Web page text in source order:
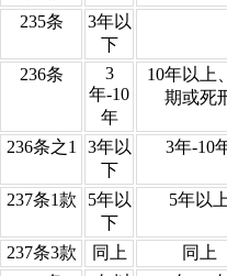
235条
3年以
下
236条
3
年-10
年
10年以上
期或死
236条之1
3年以
下
3年-10
237条1款
5年以
下
5年以
237条3款 同上
同上